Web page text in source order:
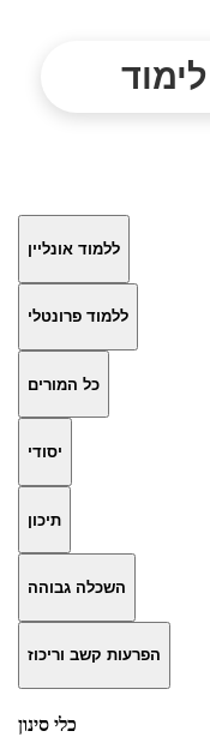
ללמוד אונליין
ללמוד פרונטלי
כל המורים
יסודי
תיכון
השכלה גבוהה
הפרעות קשב וריכוז
כלי סינון